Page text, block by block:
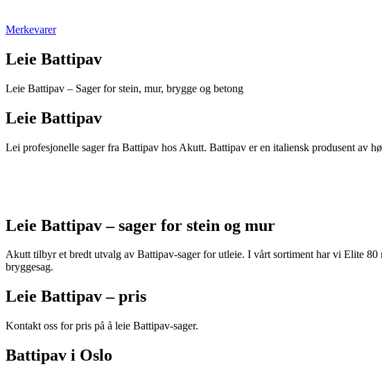
Merkevarer
Leie Battipav
Leie Battipav – Sager for stein, mur, brygge og betong
Leie Battipav
Lei profesjonelle sager fra Battipav hos Akutt. Battipav er en italiensk produsent av
Leie Battipav – sager for stein og mur
Akutt tilbyr et bredt utvalg av Battipav-sager for utleie. I vårt sortiment har vi Elite
bryggesag.
Leie Battipav – pris
Kontakt oss for pris på å leie Battipav-sager.
Battipav i Oslo